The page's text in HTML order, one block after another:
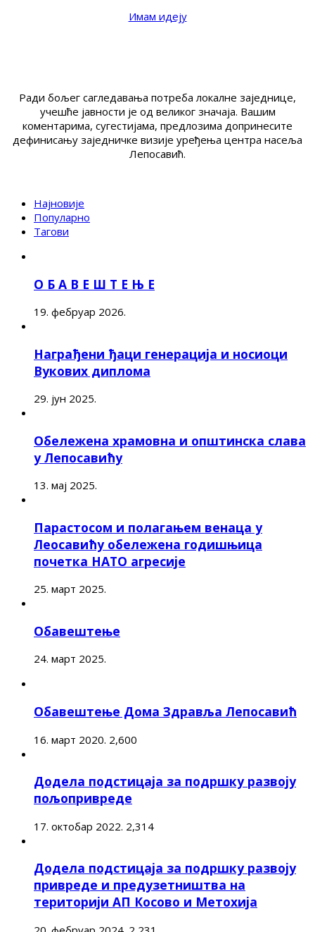
Имам идеју
Ради бољег сагледавања потреба локалне заједнице,
учешће јавности је од великог значаја. Вашим
коментарима, сугестијама, предлозима допринесите
дефинисању заједничке визије уређења центра насеља
Лепосавић.
Најновије
Популарно
Тагови
О Б А В Е Ш Т Е Њ Е
19. фебруар 2026.
Награђени ђаци генерација и носиоци
Вукових диплома
29. јун 2025.
Обележена храмовна и општинска слава
у Лепосавићу
13. мај 2025.
Парастосом и полагањем венаца у
Леосавићу обележена годишњица
почетка НАТО агресије
25. март 2025.
Обавештење
24. март 2025.
Обавештење Дома Здравља Лепосавић
16. март 2020. 2,600
Додела подстицаја за подршку развоју
пољопривреде
17. октобар 2022. 2,314
Додела подстицаја за подршку развоју
привреде и предузетништва на
територији АП Косово и Метохија